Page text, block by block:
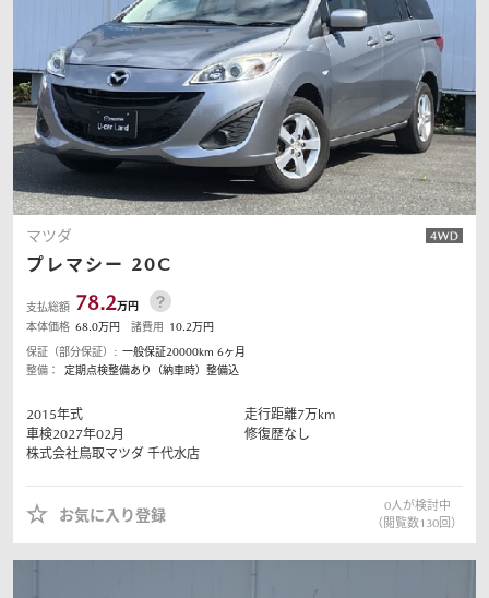
マツダ
プレマシー 20C
支払総額 78.2万円
本体価格 68.0万円 諸費用 10.2万円
保証（部分保証）: 一般保証20000km 6ヶ月
整備：
定期点検整備あり（納車時）整備込
2015年式 走行距離7万km
車検2027年02月
修復歴なし
株式会社鳥取マツダ 千代水店
お気に入り登録
0人が検討中
（閲覧数130回）